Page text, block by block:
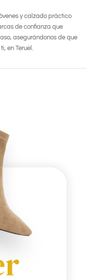
y calzado práctico
de confianza que
asegurándonos de que
en Teruel.